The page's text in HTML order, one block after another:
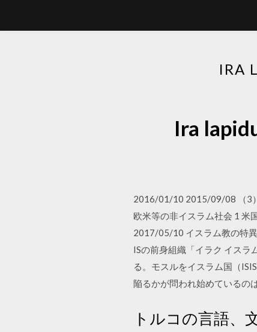
IRA
Ira
2016/01/10 2015/09/08 （3
欧米等の非イスラム社会 1 米
2017/05/10 イスラム教の特
ISの前身組織「イラク イスラ
る。モスルをイスラム国（
陥るかが問われ始めているの
トルコの言語、